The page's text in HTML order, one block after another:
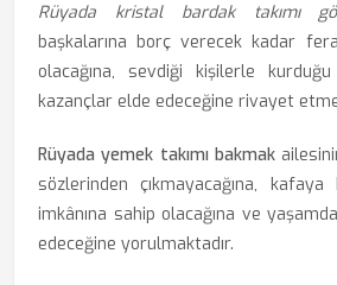
Rüyada kristal bardak takımı
başkalarına borç verecek kadar
olacağına, sevdiği kişilerle
kazançlar elde edeceğine rivayet
Rüyada yemek takımı bakmak
sözlerinden çıkmayacağına, kafaya
imkânına sahip olacağına ve
edeceğine yorulmaktadır.